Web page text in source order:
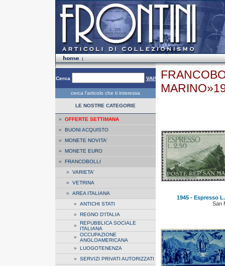
Cerca VAI!
cerca l'articolo che ti interessa
LE NOSTRE CATEGORIE
» OFFERTE SETTIMANA
» BUONI ACQUISTO
» MONETE NOVITA'
» MONETE EURO
» FRANCOBOLLI
» VARIETA'
» VETRINA
» AREA ITALIANA
» ANTICHI STATI
» REGNO D'ITALIA
» REPUBBLICA SOCIALE
ITALIANA
» OCCUPAZIONE
ANGLOAMERICANA
» LUOGOTENENZA
» SERVIZI PRIVATI AUTORIZZATI
1945 - Espresso
San